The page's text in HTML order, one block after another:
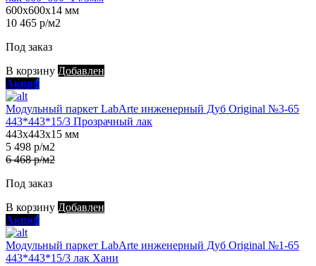
600х600х14 мм
10 465 р/м2
Под заказ
В корзину Добавлен
Акция
Модульный паркет LabArte инженерный Дуб Original №3-65
443*443*15/3 Прозрачный лак
443х443х15 мм
5 498 р/м2
6 468 р/м2
Под заказ
В корзину Добавлен
Акция
Модульный паркет LabArte инженерный Дуб Original №1-65
443*443*15/3 лак Хани